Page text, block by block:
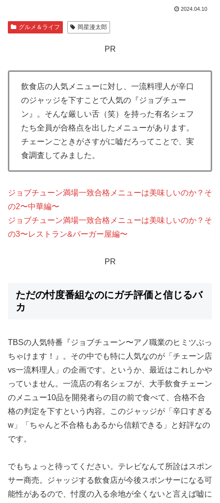
2024.04.10
グルメ＆ライフ 岡星漫太郎
PR
飲食店の人気メニューに対し、一流料理人が辛口
のジャッジを下すことで人気の『ジョブチュー
ン』。そんな厳しい舌（笑）を持った有名シェフ
たち全員が合格点を出したメニューがあります。
チェーンごときがさすがに嘘だろってことで、実
食調査してみました。
ジョブチューン満場一致合格メニューは美味しいのか？そ
の2〜中華編〜
ジョブチューン満場一致合格メニューは美味しいのか？そ
の3〜レストラン&バーガー屋編〜
PR
ただの忖度番組なのにガチ評価と信じるバ
カ
TBSの人気特番『ジョブチューン〜アノ職業のヒミツぶっ
ちゃけます！』。その中でも特に人気なのが「チェーン店
vs一流料理人」の企画です。というか、最近はこれしかや
っていません。一流店の有名シェフが、大手飲食チェーン
のメニュー10品を開発者らの目の前で食べて、合格不合
格の判定を下すという内容。このジャッジが「辛口すぎる
w」「ちゃんと不合格もあるから信頼できる」と好評なの
です。
でもちょっと待ってください。テレビなんて所詮はスポン
サー商売。ジャッジする飲食店が今後スポンサーになる可
能性があるので、忖度の入る余地が全くないと言えば嘘に